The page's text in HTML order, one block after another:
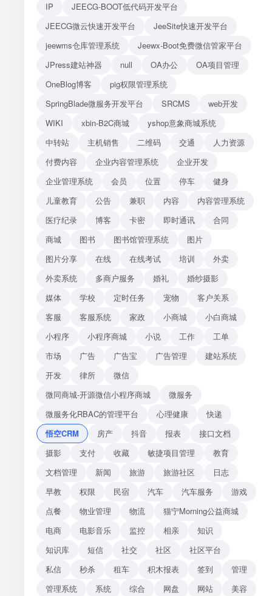
IP
JEECG-BOOT低代码开发平台
JEECG微云快速开发平台
JeeSite快速开发平台
jeewms仓库管理系统
Jeewx-Boot免费微信管家平台
JPress建站神器
null OA办公
OA项目管理
OneBlog博客
pig权限管理系统
SpringBlade微服务开发平台
SRCMS
web开发
WIKI
xbin-B2C商城
yshop意象商城系统
中转站
主机销售 二维码 交通
人力资源
付费内容
企业内容管理系统
企业开发
企业管理系统
会员 位置 停车
健身
儿童教育
公告 兼职 内容
内容管理系统
医疗纪录
博客 卡密 即时通讯
合同
商城
图书 图书馆管理系统
图片
图片分享
在线 在线考试 培训
外卖
外卖系统
多商户服务 婚礼
婚纱摄影
媒体
学校 定时任务 宠物
客户关系
客服
客服系统 家政 小商城
小白商城
小程序
小程序商城 小说 工作
工单
市场
广告 广告宝 广告管理
建站系统
开发
律所
微信
微同商城-开源微信小程序商城
微服务
微服务化RBAC的管理平台
心理健康
快递
悟空CRM
房产 抖音 报表
接口文档
摄影
支付 收藏 敏捷项目管理
教育
文档管理
新闻 旅游 旅游社区
日志
早教
权限 民宿 汽车 汽车服务
游戏
点餐
物业管理 物流
猫宁Morning公益商城
电商
电影音乐 监控 相亲
知识
知识库
短信 社交 社区
社区平台
私信
秒杀 租车 积木报表 签到
管理
管理系统
系统 综合 网盘 网站
美容